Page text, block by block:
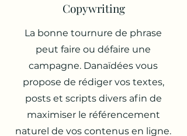
Copywriting
La bonne tournure de phrase
peut faire ou défaire une
campagne. Danaïdées vous
propose de rédiger vos textes,
posts et scripts divers afin de
maximiser le référencement
naturel de vos contenus en ligne.